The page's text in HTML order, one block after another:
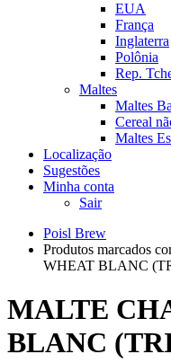
EUA
França
Inglaterra
Polônia
Rep.
Maltes
Maltes
Cereal
Maltes
Localização
Sugestões
Minha conta
Sair
Poisl Brew
Produtos marcados
WHEAT BLANC
MALTE
BLANC